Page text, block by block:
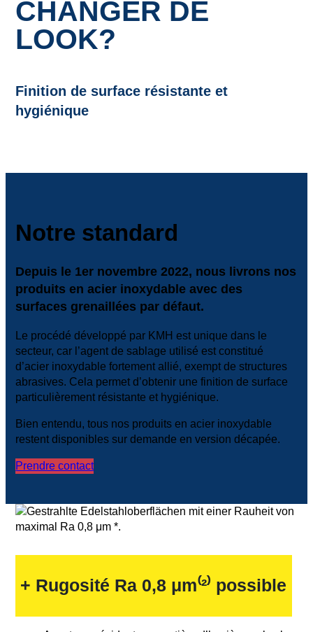
CHANGER DE
LOOK?
Finition de surface résistante et
hygiénique
Notre standard
Depuis le 1er novembre 2022, nous livrons nos
produits en acier inoxydable avec des
surfaces grenaillées par défaut.
Le procédé développé par KMH est unique dans le
secteur, car l’agent de sablage utilisé est constitué
d’acier inoxydable fortement allié, exempt de structures
abrasives. Cela permet d’obtenir une finition de surface
particulièrement résistante et hygiénique.
Bien entendu, tous nos produits en acier inoxydable
restent disponibles sur demande en version décapée.
Prendre contact
+ Rugosité Ra 0,8 μm⁽²⁾ possible